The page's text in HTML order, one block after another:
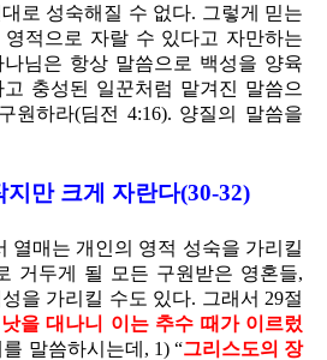
로 성숙해질 수 없다. 그렇게 믿는
적으로 자랄 수 있다고 자만하는
님은 항상 말씀으로 백성을 양육
충성된 일꾼처럼 맡겨진 말씀으
원하라(딤전 4:16). 양질의 말씀을
만 크게 자란다(30-32)
열매는 개인의 영적 성숙을 가리킬
거두게 될 모든 구원받은 영혼들,
을 가리킬 수도 있다. 그래서 29절
을 대나니 이는 추수 때가 이르렀
말씀하시는데, 1) “그리스도의 장